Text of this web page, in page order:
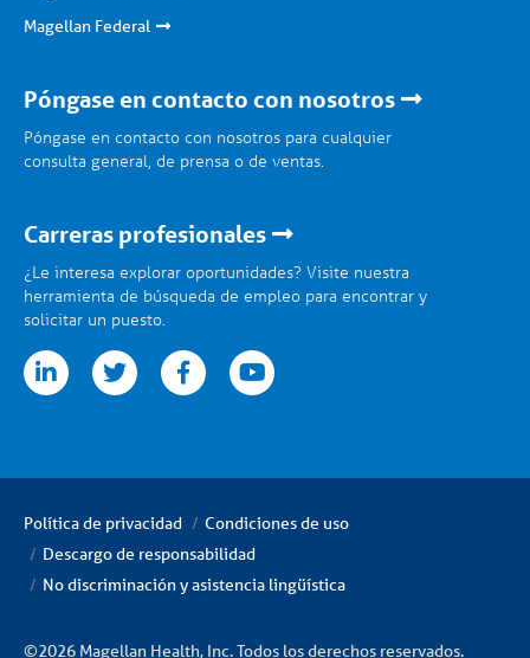
Magellan Federal
Póngase en contacto con nosotros
Póngase en contacto con nosotros para cualquier
consulta general, de prensa o de ventas.
Carreras profesionales
¿Le interesa explorar oportunidades? Visite nuestra
herramienta de búsqueda de empleo para encontrar y
solicitar un puesto.
facebookyoutube
Política de privacidad
Condiciones de uso
Descargo de responsabilidad
No discriminación y asistencia lingüística
©2026 Magellan Health, Inc. Todos los derechos reservados.